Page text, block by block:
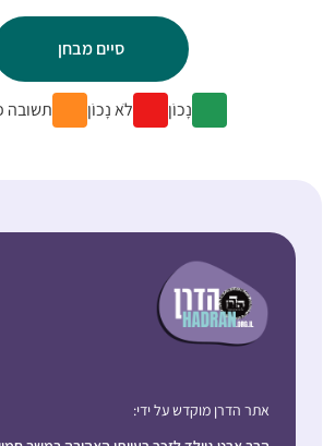
נָכוֹן לֹא נָכוֹן תשובה
אתר הדרן מוקדש על ידי: